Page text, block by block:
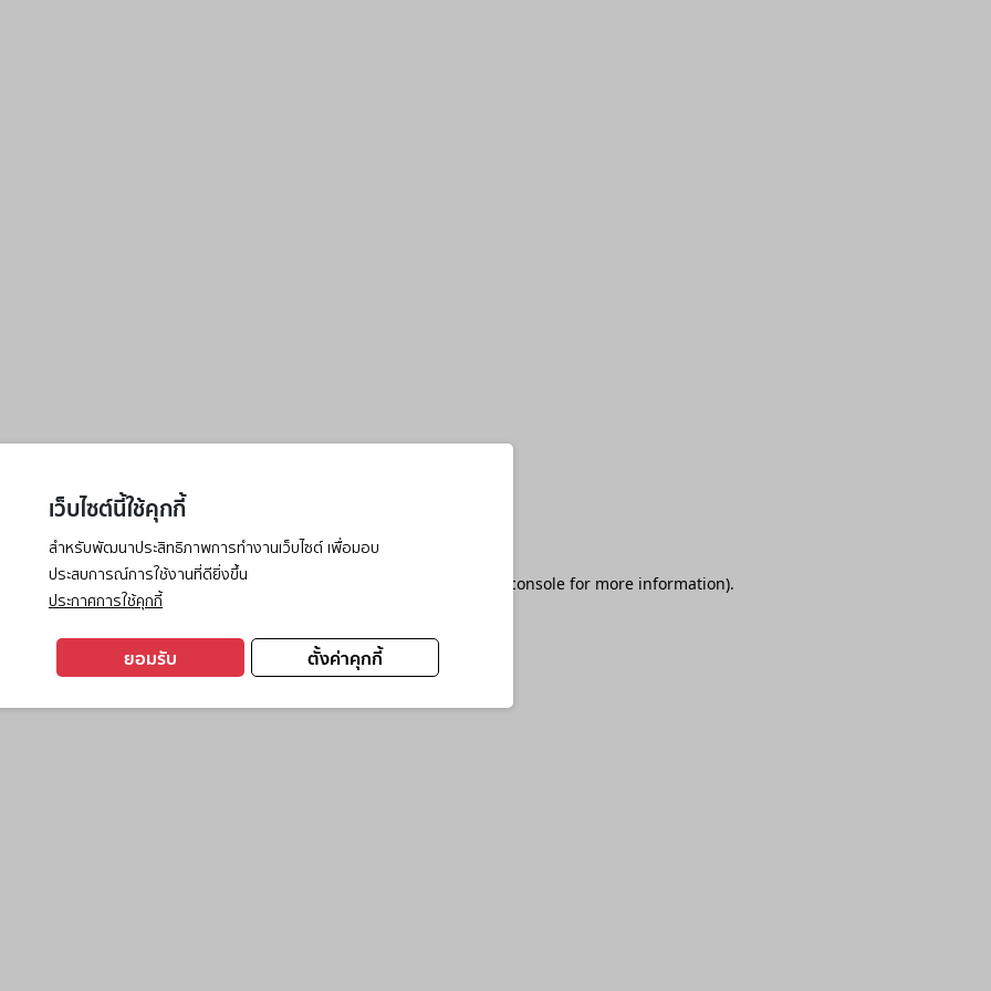
เว็บไซต์นี้ใช้คุกกี้
สำหรับพัฒนาประสิทธิภาพการทำงานเว็บไซต์ เพื่อมอบ
ประสบการณ์การใช้งานที่ดียิ่งขึ้น
ประกาศการใช้คุกกี้
ตั้งค่าคุกกี้
ยอมรับ
has occurred while loading browser console for more information).